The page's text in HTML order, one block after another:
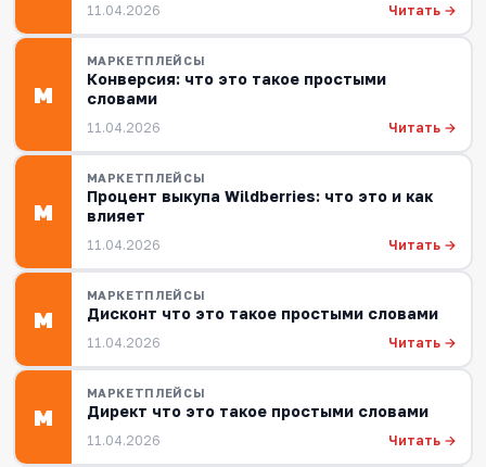
11.04.2026 Читать →
М
МАРКЕТПЛЕЙСЫ
Конверсия: что это такое простыми
словами
11.04.2026 Читать →
М
МАРКЕТПЛЕЙСЫ
Процент выкупа Wildberries: что это и как
влияет
11.04.2026 Читать →
М
МАРКЕТПЛЕЙСЫ
Дисконт что это такое простыми словами
11.04.2026 Читать →
М
МАРКЕТПЛЕЙСЫ
Директ что это такое простыми словами
11.04.2026 Читать →